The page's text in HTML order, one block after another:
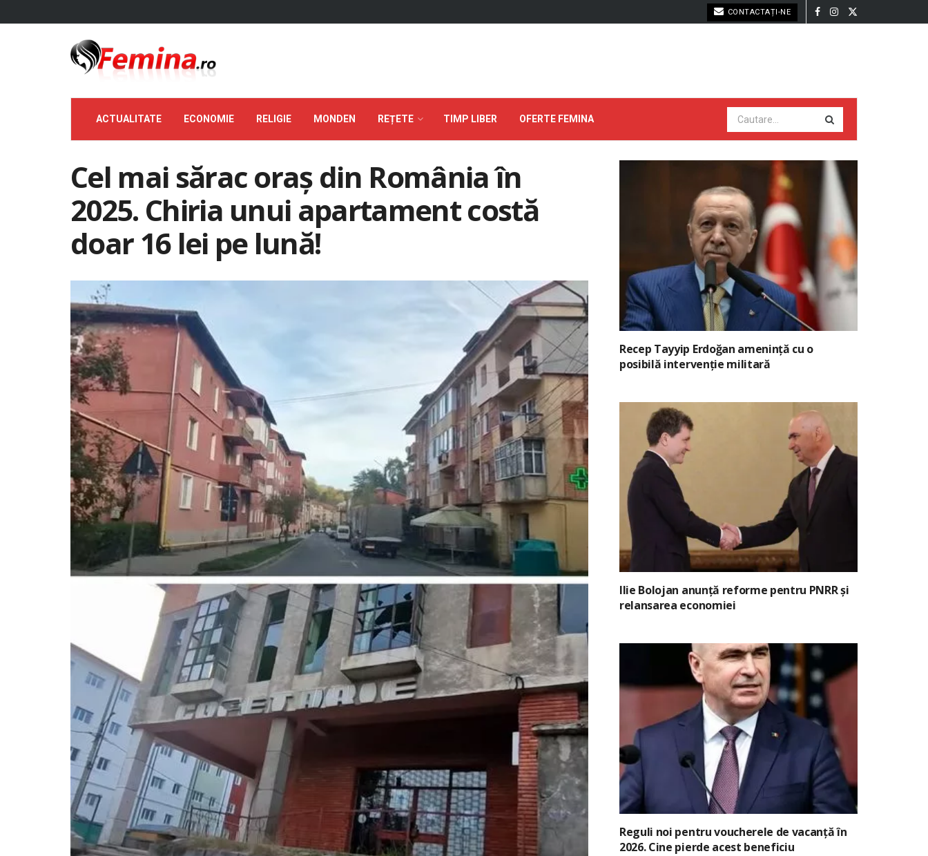
CONTACTAȚI-NE
ACTUALITATE ECONOMIE RELIGIE MONDEN REȚETE TIMP LIBER OFERTE FEMINA
Cel mai sărac oraș din România în
2025. Chiria unui apartament costă
doar 16 lei pe lună!
Recep Tayyip Erdoğan amenință cu o
posibilă intervenție militară
Ilie Bolojan anunță reforme pentru PNRR și
relansarea economiei
Reguli noi pentru voucherele de vacanță în
2026. Cine pierde acest beneficiu